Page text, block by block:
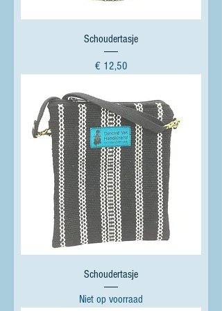
Schoudertasje
Prijs
€ 12,50
Schoudertasje
Niet op voorraad